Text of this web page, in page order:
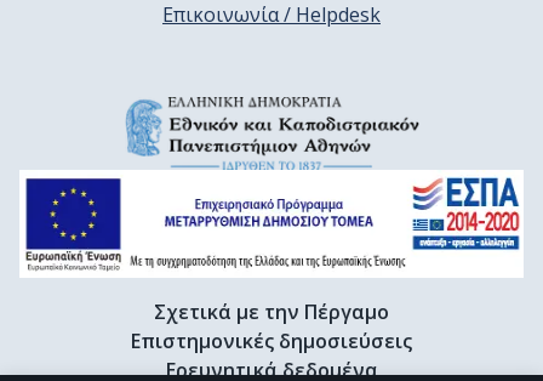
Επικοινωνία / Helpdesk
Σχετικά με την Πέργαμο
Επιστημονικές δημοσιεύσεις
Ερευνητικά δεδομένα